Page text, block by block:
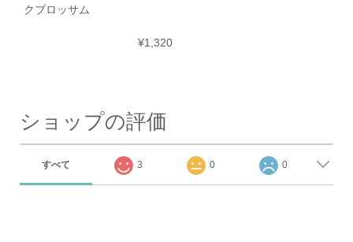
クブロッサム
¥1,320
ショップの評価
すべて 3 0 0